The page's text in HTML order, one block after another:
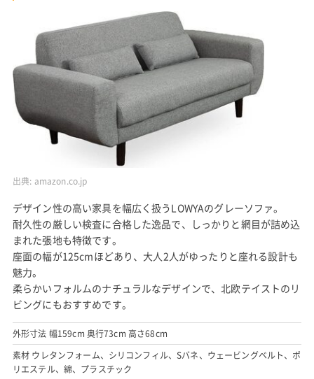
出典: amazon.co.jp
デザイン性の高い家具を幅広く扱うLOWYAのグレーソファ。
耐久性の厳しい検査に合格した逸品で、しっかりと網目が詰め込
まれた張地も特徴です。
座面の幅が125cmほどあり、大人2人がゆったりと座れる設計も
魅力。
柔らかいフォルムのナチュラルなデザインで、北欧テイストのリ
ビングにもおすすめです。
外形寸法 幅159cm 奥行73cm 高さ68cm
素材 ウレタンフォーム、シリコンフィル、Sバネ、ウェービングベルト、ポ
リエステル、綿、プラスチック